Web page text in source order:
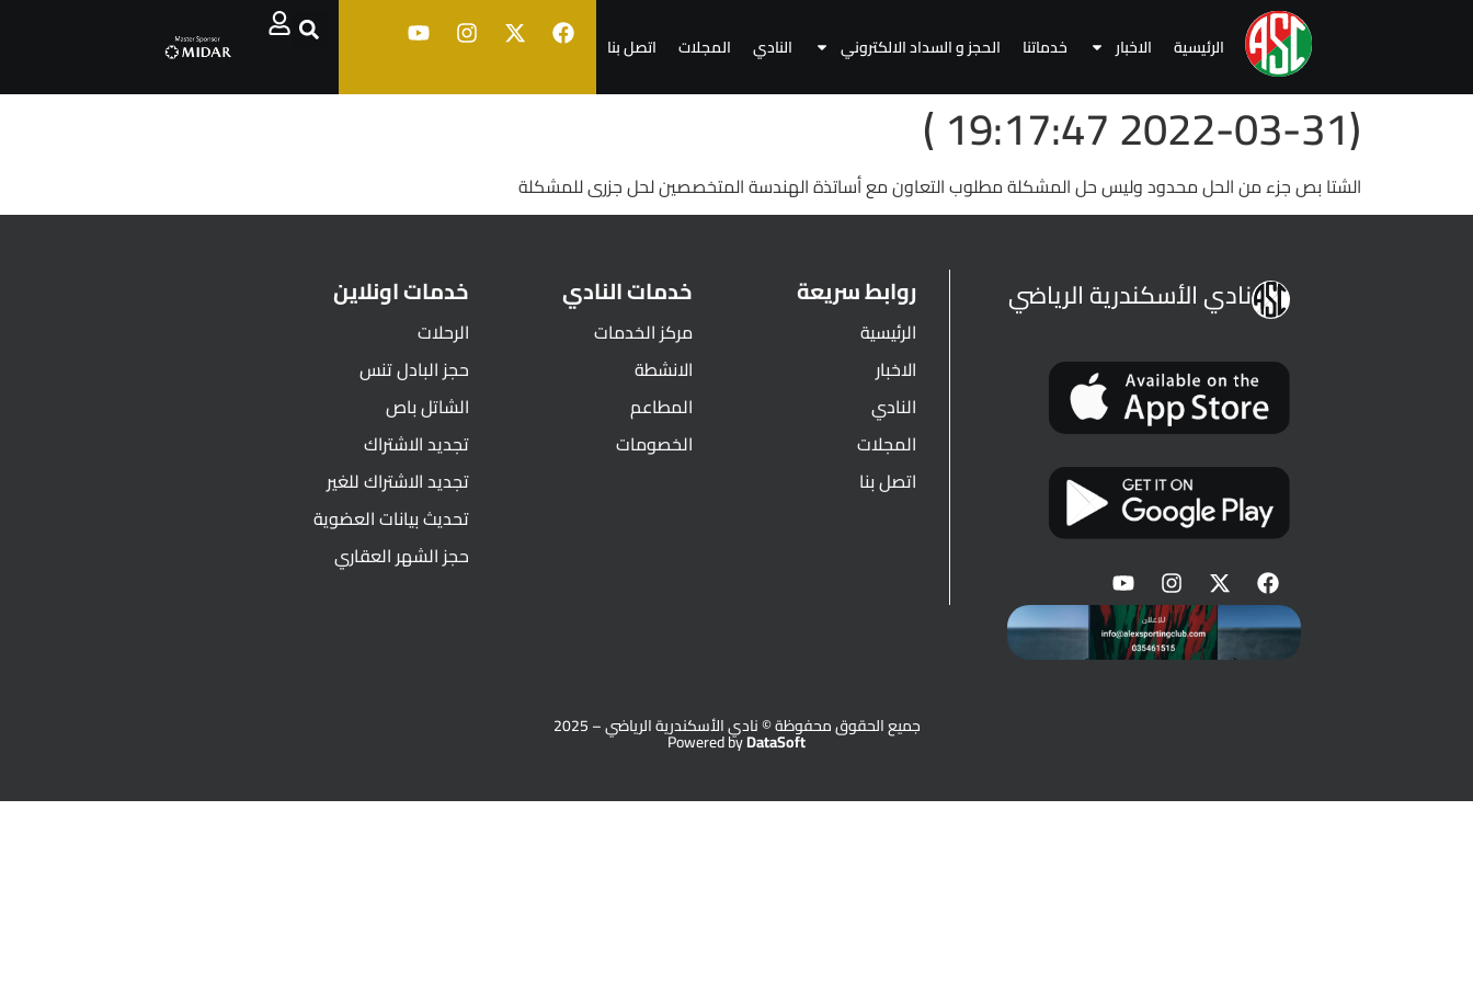
الرئيسية الاخبار خدماتنا الحجز و السداد الالكتروني النادي المجلات اتصل بنا
(2022-03-31 19:17:47 )
الشتا بص جزء من الحل محدود وليس حل المشكلة مطلوب التعاون مع أساتذة الهندسة المتخصصين لحل جزرى للمشكلة
نادي الأسكندرية الرياضي روابط سريعة
الرئيسية
الاخبار
النادي
المجلات
اتصل بنا
خدمات النادي
مركز الخدمات
الانشطة
المطاعم
الخصومات
خدمات اونلاين
الرحلات
حجز البادل تنس
الشاتل باص
تجديد الاشتراك
تجديد الاشتراك للغير
تحديث بيانات العضوية
حجز الشهر العقاري
جميع الحقوق محفوظة © نادي الأسكندرية الرياضي – 2025
Powered byDataSoft